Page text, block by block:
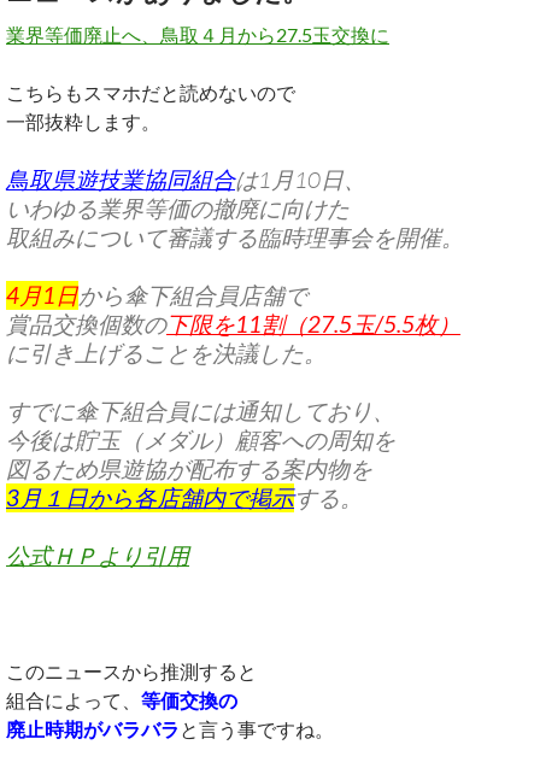
業界等価廃止へ、鳥取４月から27.5玉交換に
こちらもスマホだと読めないので
一部抜粋します。
鳥取県遊技業協同組合は1月10日、
いわゆる業界等価の撤廃に向けた
取組みについて審議する臨時理事会を開催。
4月1日から傘下組合員店舗で
賞品交換個数の下限を11割（27.5玉/5.5枚）
に引き上げることを決議した。
すでに傘下組合員には通知しており、
今後は貯玉（メダル）顧客への周知を
図るため県遊協が配布する案内物を
3月１日から各店舗内で掲示する。
公式ＨＰより引用
このニュースから推測すると
組合によって、 等価交換の
廃止時期がバラバラ と言う事ですね。